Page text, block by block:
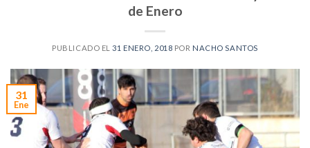
de Enero
PUBLICADO EL31 ENERO, 2018 POR NACHO SANTOS
31
Ene